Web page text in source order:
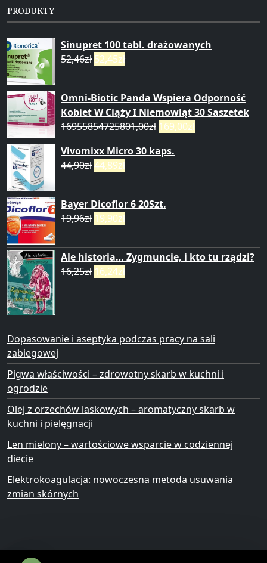
PRODUKTY
Sinupret 100 tabl. drażowanych
52,46zł 52,45zł
Omni-Biotic Panda Wspiera Odporność
Kobiet W Ciąży I Niemowląt 30 Saszetek
16955854725801,00zł 169,00zł
Vivomixx Micro 30 kaps.
44,90zł44,89zł
Bayer Dicoflor 6 20Szt.
19,96zł 19,90zł
Ale historia… Zygmuncie, i kto tu rządzi?
16,25zł 16,24zł
Dopasowanie i aseptyka podczas pracy na sali
zabiegowej
Pigwa właściwości – zdrowotny skarb w kuchni i
ogrodzie
Olej z orzechów laskowych – aromatyczny skarb w
kuchni i pielęgnacji
Len mielony – wartościowe wsparcie w codziennej
diecie
Elektrokoagulacja: nowoczesna metoda usuwania
zmian skórnych